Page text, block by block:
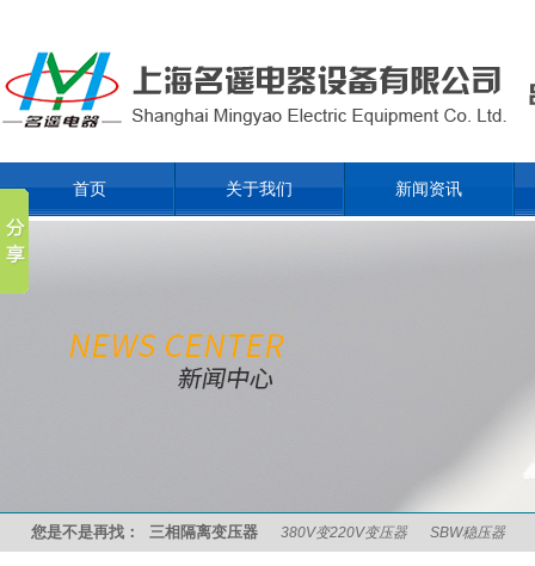
首页 关于我们 新闻资讯
您是不是再找： 三相隔离变压器 380V变220V变压器 SBW稳压器